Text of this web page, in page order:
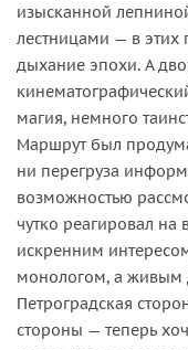
изысканной
лестницами — в этих
дыхание эпохи. А
магия, немного
Маршрут был
ни перегруза
возможностью
чутко реагировал на
искренним
монологом, а живым
Петроградская
стороны — теперь